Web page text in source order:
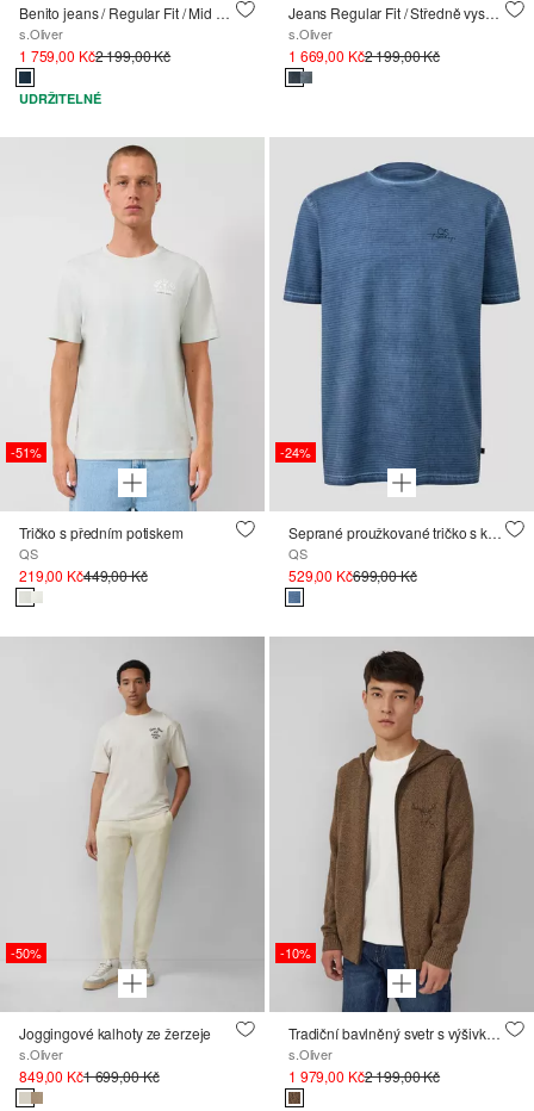
Benito jeans / Regular Fit / Mid Rise / Straight Leg / 360° Denim
s.Oliver
1 759,00 Kč2 199,00 Kč
UDRŽITELNÉ
Jeans Regular Fit / Středně vysoký pas / Straight Leg / Seprání
s.Oliver
1 669,00 Kč2 199,00 Kč
-51%
Tričko s předním potiskem
QS
219,00 Kč449,00 Kč
-24%
Seprané proužkované tričko s kulatým výstřihem
QS
529,00 Kč699,00 Kč
-50%
Joggingové kalhoty ze žerzeje
s.Oliver
849,00 Kč1 699,00 Kč
-10%
Tradiční bavlněný svetr s výšivkou ; folk festival
s.Oliver
1 979,00 Kč2 199,00 Kč